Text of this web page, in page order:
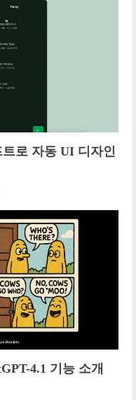
로 자동 UI 디자인
4.1 기능 소개